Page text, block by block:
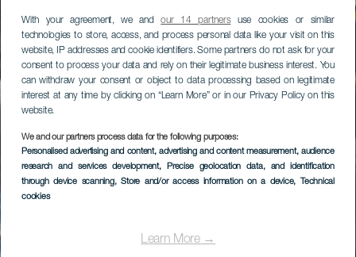
With your agreement, we andour 14 partnersuse cookies or similar
technologies to store, access, and process personal data like your visit on this
website, IP addresses and cookie identifiers. Some partners do not ask for your
consent to process your data and rely on their legitimate business interest. You
can withdraw your consent or object to data processing based on legitimate
interest at any time by clicking on “Learn More” or in our Privacy Policy on this
website.
We and our partners process data for the following purposes:
Personalised advertising and content, advertising and content measurement, audience
research and services development, Precise geolocation data, and identification
through device scanning, Store and/or access information on a device, Technical
cookies
Learn More →